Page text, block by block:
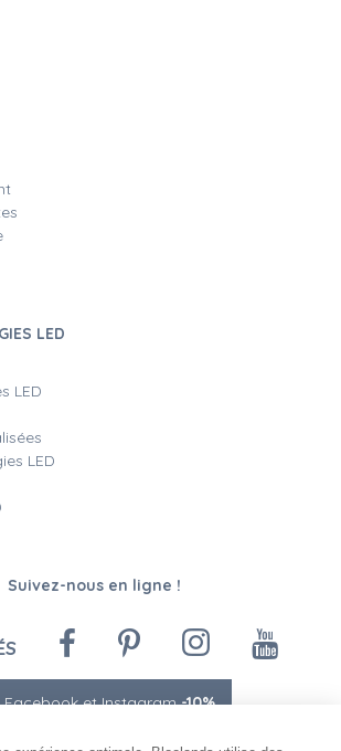
LED
LED
LED
Suivez-nous en ligne !
Facebook et Instagram-10%